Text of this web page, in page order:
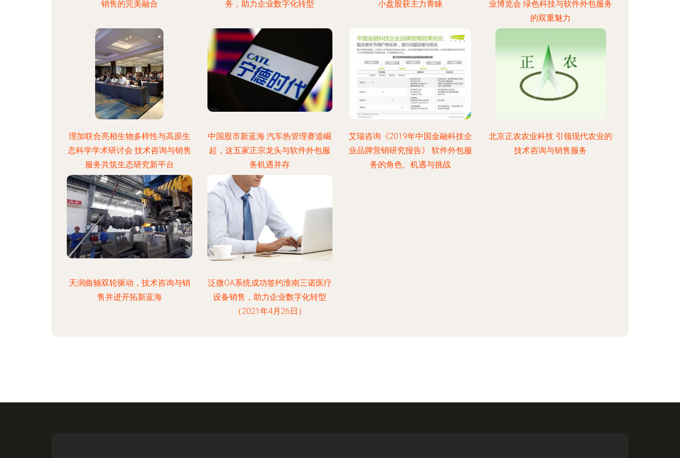
销售的完美融合
务，助力企业数字化转型
小盘股获主力青睐
业博览会 绿色科技与软件外包服务
的双重魅力
理加联合亮相生物多样性与高原生
态科学学术研讨会 技术咨询与销售
服务共筑生态研究新平台
中国股市新蓝海 汽车热管理赛道崛
起，这五家正宗龙头与软件外包服
务机遇并存
艾瑞咨询《2019年中国金融科技企
业品牌营销研究报告》 软件外包服
务的角色、机遇与挑战
北京正农农业科技 引领现代农业的
技术咨询与销售服务
天润曲轴双轮驱动，技术咨询与销
售并进开拓新蓝海
泛微OA系统成功签约淮南三诺医疗
设备销售，助力企业数字化转型
（2021年4月26日）